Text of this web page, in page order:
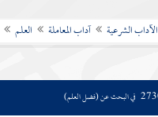
الآداب الشرعية آداب المعاملة العلم
في البحث عن (فضل العلم)